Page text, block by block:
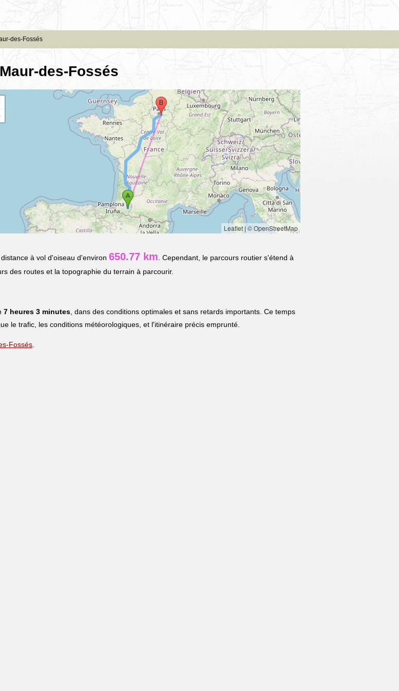
des-Fossés
des-Fossés
Leaflet|© OpenStreetMap
à vol d'oiseau d'environ 650.77 km . Cependant, le parcours routier s'étend à
des routes et la topographie du terrain à parcourir.
7 heures 3 minutes , dans des conditions optimales et sans retards importants. Ce temps
le trafic, les conditions météorologiques, et l'itinéraire précis emprunté.
Fossés